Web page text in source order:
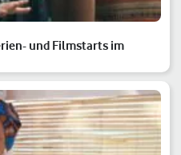
und Filmstarts im